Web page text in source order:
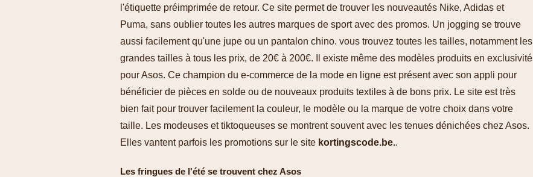
l'étiquette préimprimée de retour. Ce site permet de trouver les nouveautés Nike, Adidas et
Puma, sans oublier toutes les autres marques de sport avec des promos. Un jogging se trouve
aussi facilement qu'une jupe ou un pantalon chino. vous trouvez toutes les tailles, notamment les
grandes tailles à tous les prix, de 20€ à 200€. Il existe même des modèles produits en exclusivité
pour Asos. Ce champion du e-commerce de la mode en ligne est présent avec son appli pour
bénéficier de pièces en solde ou de nouveaux produits textiles à de bons prix. Le site est très
bien fait pour trouver facilement la couleur, le modèle ou la marque de votre choix dans votre
taille. Les modeuses et tiktoqueuses se montrent souvent avec les tenues dénichées chez Asos.
Elles vantent parfois les promotions sur le site kortingscode.be..
Les fringues de l'été se trouvent chez Asos